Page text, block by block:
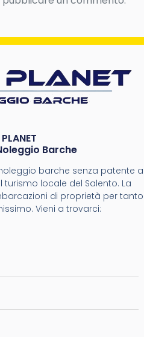
Barche
barche senza patente a
locale del Salento. La
di proprietà per tanto
Vieni a trovarci: